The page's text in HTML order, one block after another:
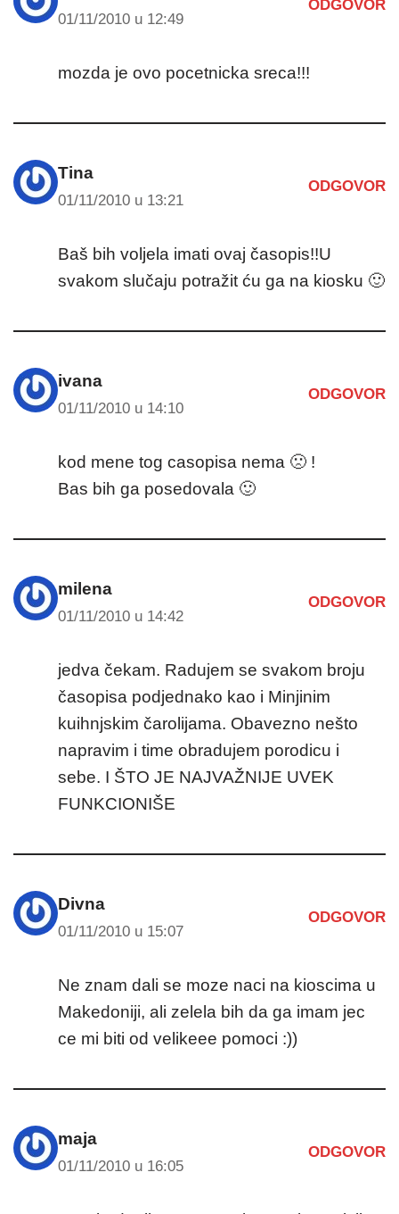
01/11/2010 u 12:49
ODGOVOR
mozda je ovo pocetnicka sreca!!!
Tina
01/11/2010 u 13:21
ODGOVOR
Baš bih voljela imati ovaj časopis!!U
svakom slučaju potražit ću ga na kiosku 🙂
ivana
01/11/2010 u 14:10
ODGOVOR
kod mene tog casopisa nema 🙁 !
Bas bih ga posedovala 🙂
milena
01/11/2010 u 14:42
ODGOVOR
jedva čekam. Radujem se svakom broju
časopisa podjednako kao i Minjinim
kuihnjskim čarolijama. Obavezno nešto
napravim i time obradujem porodicu i
sebe. I ŠTO JE NAJVAŽNIJE UVEK
FUNKCIONIŠE
Divna
01/11/2010 u 15:07
ODGOVOR
Ne znam dali se moze naci na kioscima u
Makedoniji, ali zelela bih da ga imam jec
ce mi biti od velikeee pomoci :))
maja
01/11/2010 u 16:05
ODGOVOR